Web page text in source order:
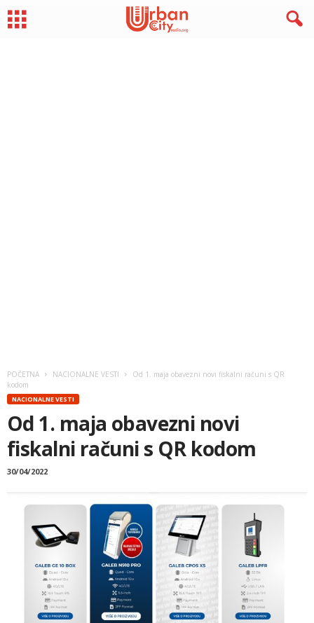
POČETNA NACIONALNE VESTI
Od 1. maja obavezni novi fiskalni računi s QR
kodom
NACIONALNE VESTI
Od 1. maja obavezni novi
fiskalni računi s QR kodom
30/04/2022